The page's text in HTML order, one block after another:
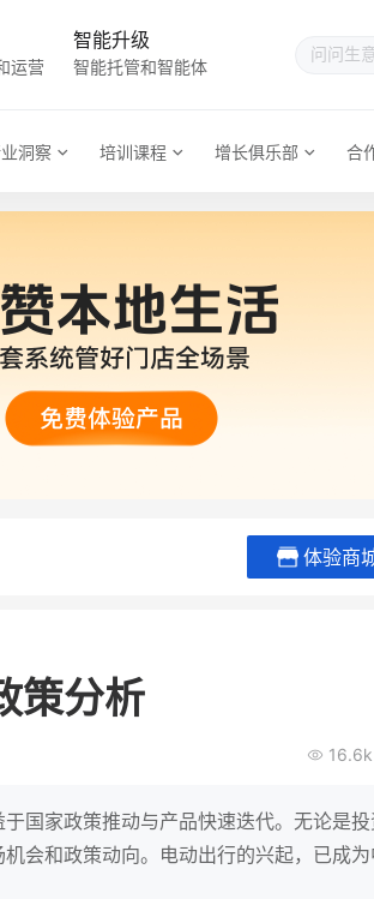
运营
智能升级
智能托管和智能体
洞察 培训课程 增长俱乐部 合
体验商
策分析
16.6k
国家政策推动与产品快速迭代。无论是投
会和政策动向。电动出行的兴起，已成为
900
法！新希望白帝乳业
实现销售额翻 8 倍！
三只松鼠旗下的网红
牌，22天便拿下类